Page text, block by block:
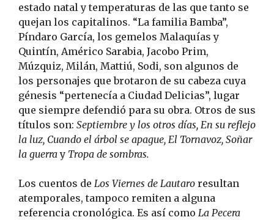
estado natal y temperaturas de las que tanto se
quejan los capitalinos. “La familia Bamba”,
Píndaro García, los gemelos Malaquías y
Quintín, Américo Sarabia, Jacobo Prim,
Múzquiz, Milán, Mattiú, Sodi, son algunos de
los personajes que brotaron de su cabeza cuya
génesis “pertenecía a Ciudad Delicias”, lugar
que siempre defendió para su obra. Otros de sus
títulos son: Septiembre y los otros días, En su reflejo
la luz, Cuando el árbol se apague, El Tornavoz, Soñar
la guerray Tropa de sombras.
Los cuentos de Los Viernes de Lautaro resultan
atemporales, tampoco remiten a alguna
referencia cronológica. Es así como La Pecera